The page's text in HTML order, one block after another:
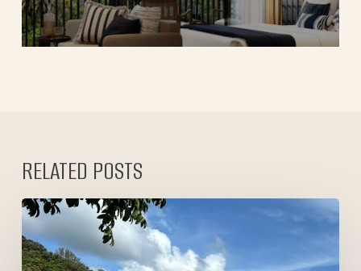
RELATED POSTS